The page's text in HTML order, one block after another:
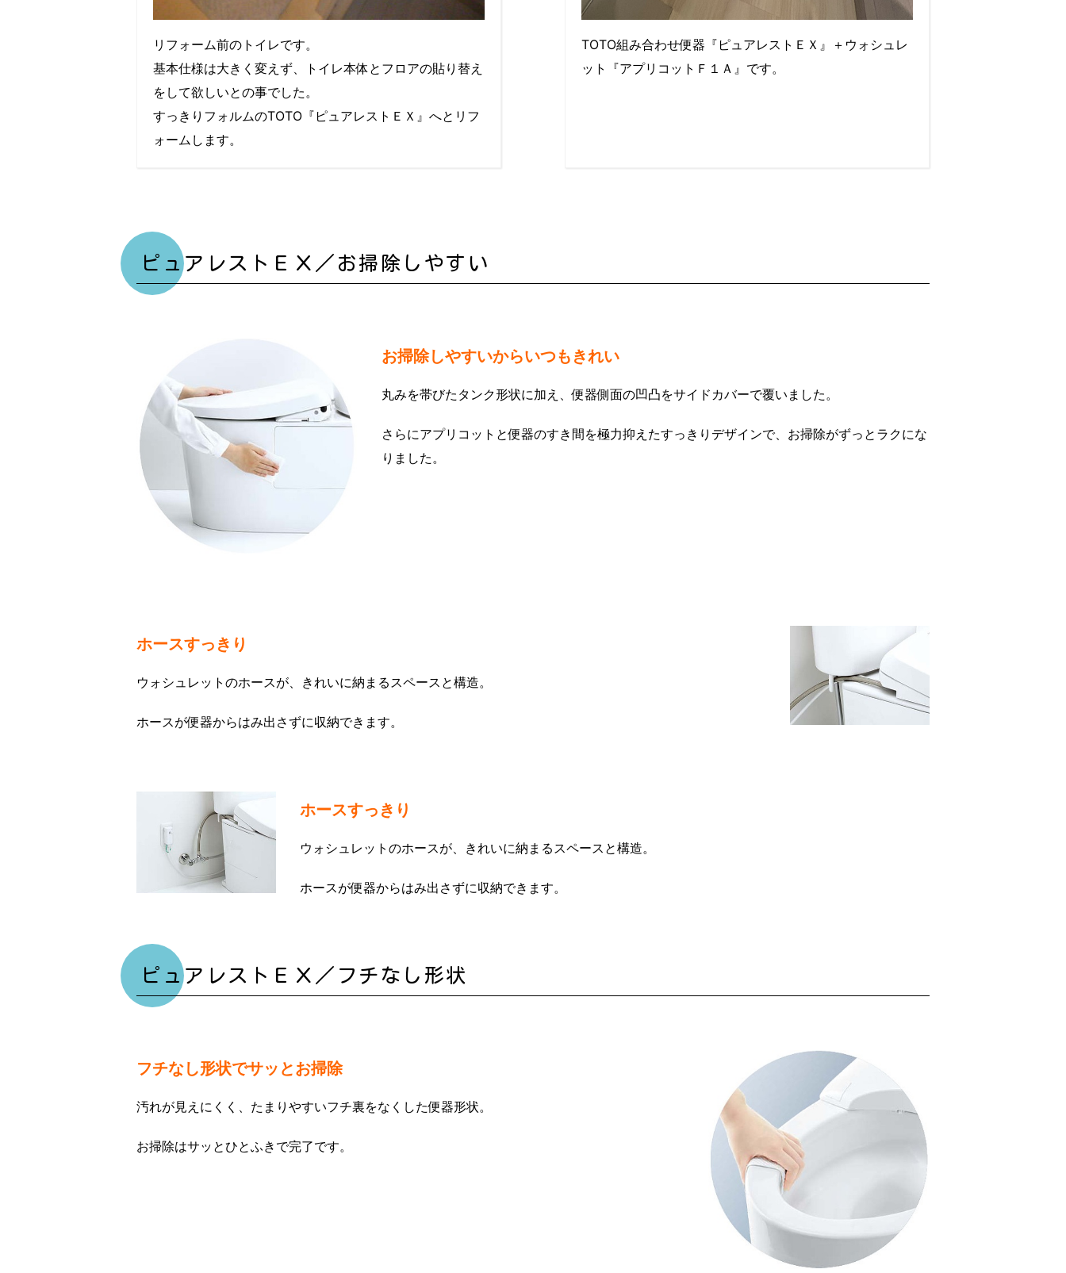
リフォーム前のトイレです。
基本仕様は大きく変えず、トイレ本体とフロアの貼り替え
をして欲しいとの事でした。
すっきりフォルムのTOTO『ピュアレストＥＸ』へとリフ
ォームします。
TOTO組み合わせ便器『ピュアレストＥＸ』＋ウォシュレ
ット『アプリコットＦ１Ａ』です。
ピュアレストＥＸ／お掃除しやすい
お掃除しやすいからいつもきれい
丸みを帯びたタンク形状に加え、便器側面の凹凸をサイドカバーで覆いました。
さらにアプリコットと便器のすき間を極力抑えたすっきりデザインで、お掃除がずっとラクにな
りました。
ホースすっきり
ウォシュレットのホースが、きれいに納まるスペースと構造。
ホースが便器からはみ出さずに収納できます。
ホースすっきり
ウォシュレットのホースが、きれいに納まるスペースと構造。
ホースが便器からはみ出さずに収納できます。
ピュアレストＥＸ／フチなし形状
フチなし形状でサッとお掃除
汚れが見えにくく、たまりやすいフチ裏をなくした便器形状。
お掃除はサッとひとふきで完了です。